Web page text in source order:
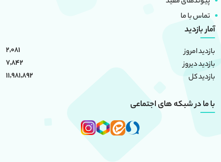
تماس با ما
آمار بازدید
بازدید امروز
2,081
بازدید دیروز
7,842
بازدید کل
11,981,892
با ما در شبکه های اجتماعی